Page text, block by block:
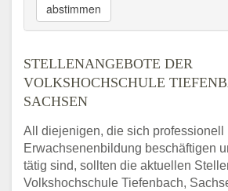
abstimmen
STELLENANGEBOTE DER
VOLKSHOCHSCHULE
SACHSEN
All diejenigen, die sich professionell
Erwachsenenbildung beschäftigen
tätig sind, sollten die aktuellen
Volkshochschule Tiefenbach,